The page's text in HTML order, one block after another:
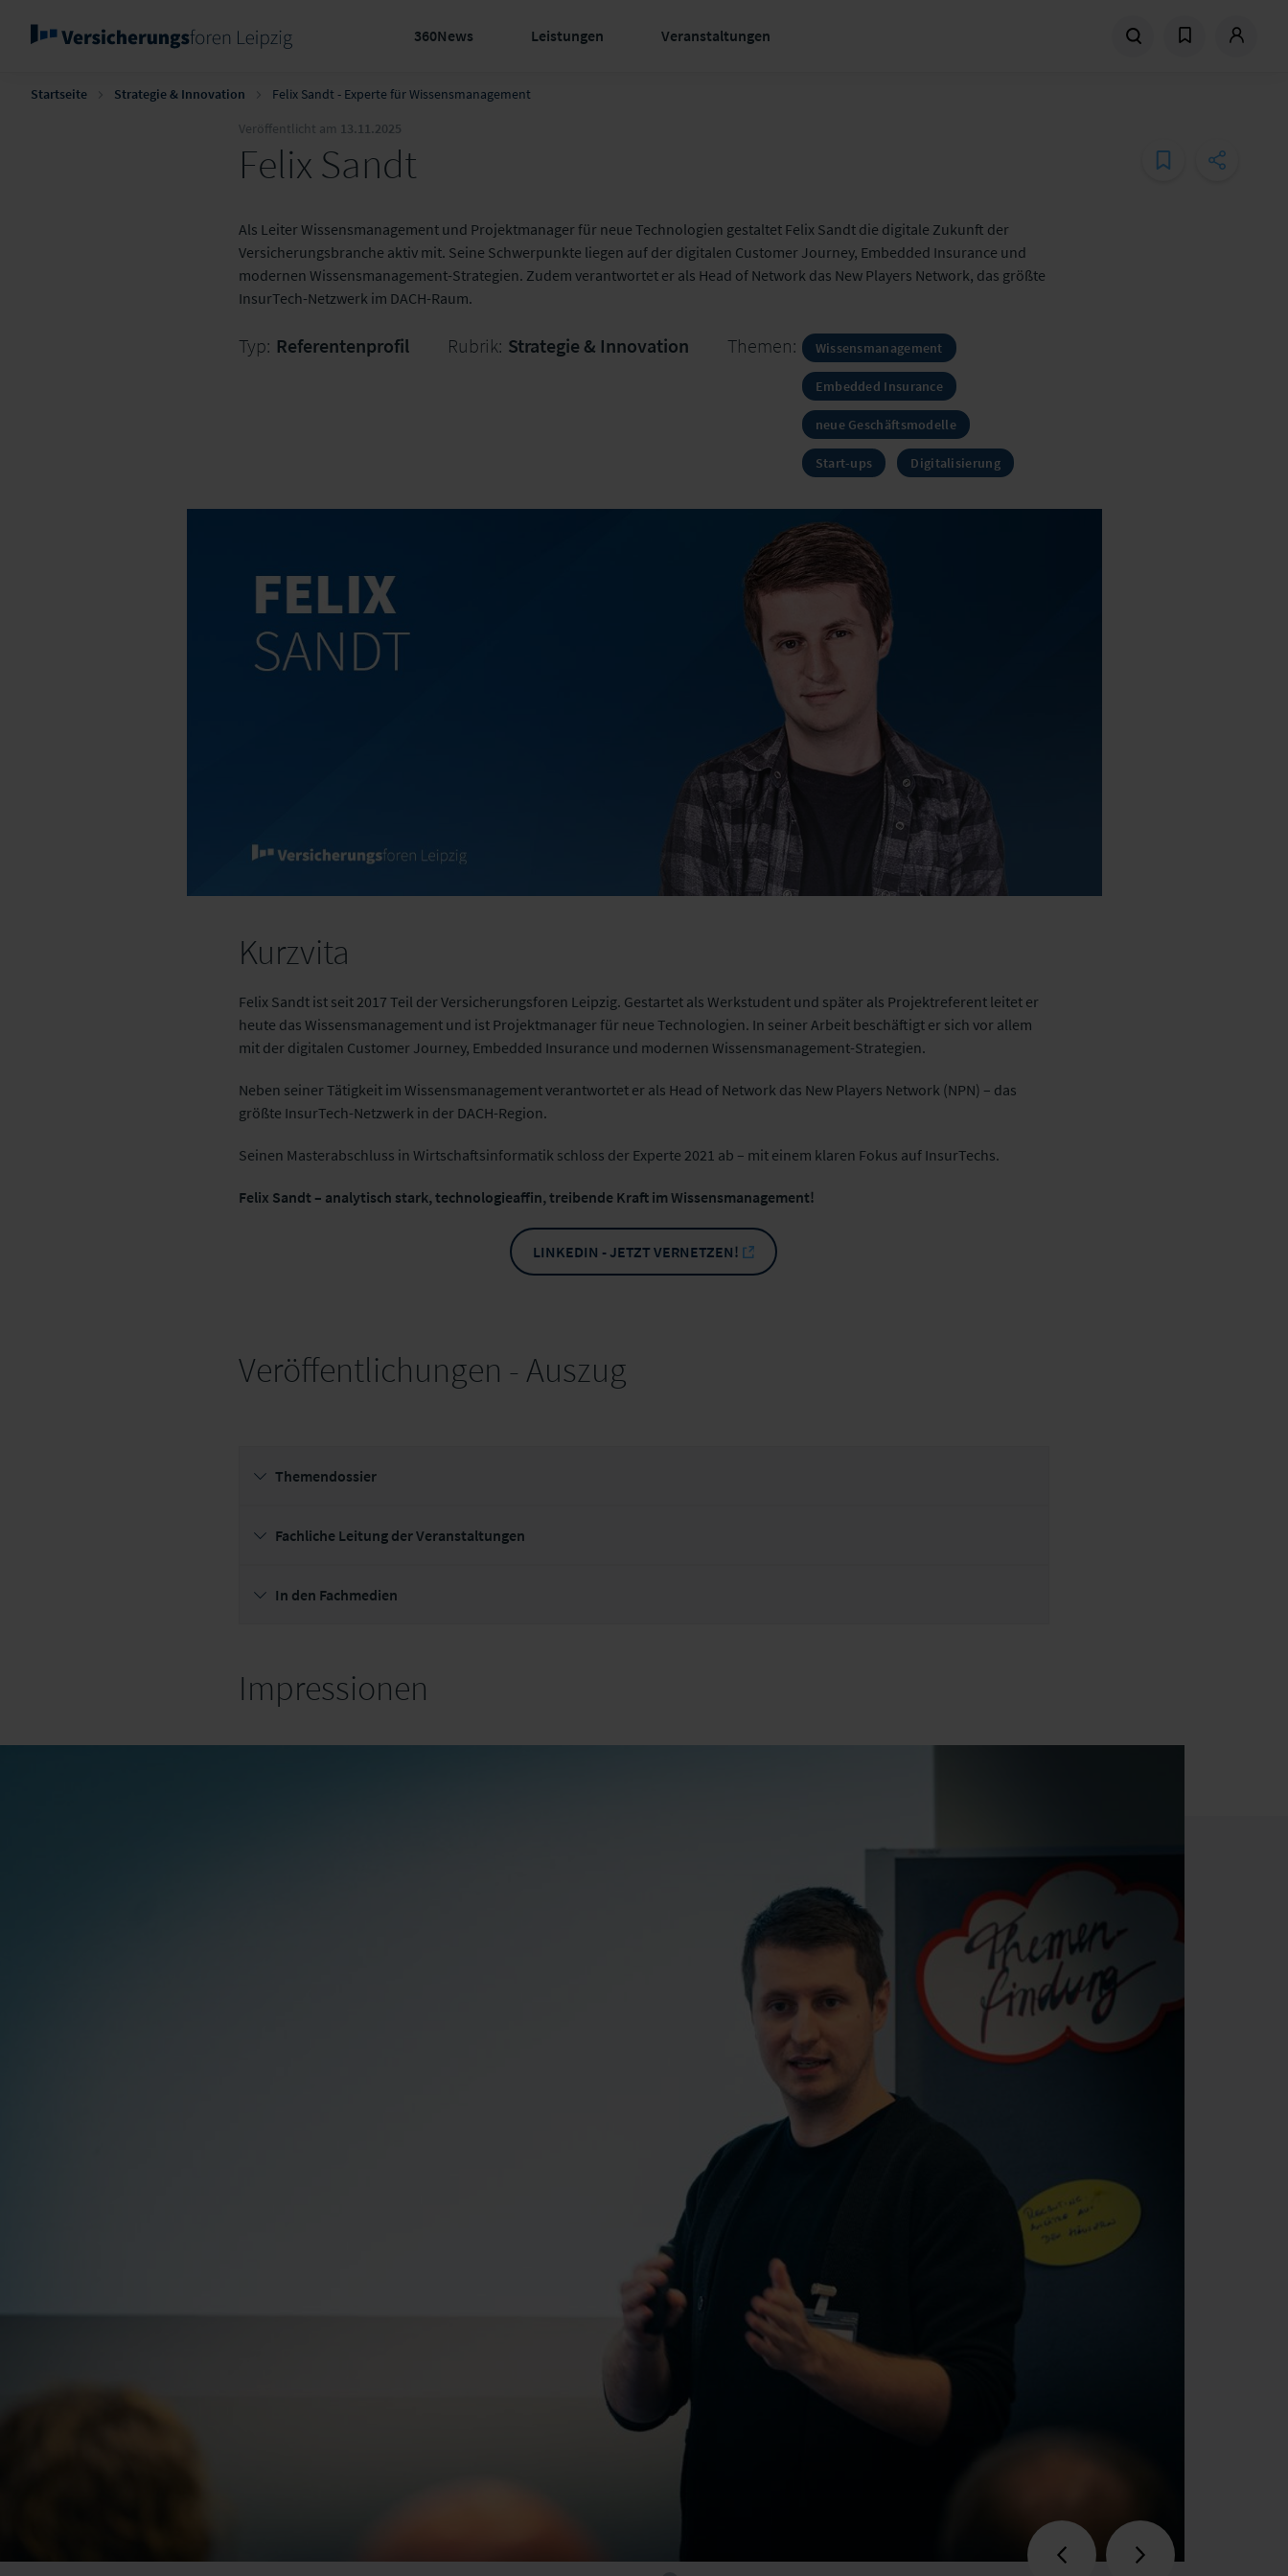
360News Leistungen Veranstaltungen
Startseite Strategie & Innovation
Felix Sandt - Experte für Wissensmanagement
Veröffentlicht am 13.11.2025
Felix Sandt
Als Leiter Wissensmanagement und Projektmanager für neue Technologien gestaltet Felix Sandt die digitale Zukunft der
Versicherungsbranche aktiv mit. Seine Schwerpunkte liegen auf der digitalen Customer Journey, Embedded Insurance und
modernen Wissensmanagement-Strategien. Zudem verantwortet er als Head of Network das New Players Network, das größte
InsurTech-Netzwerk im DACH-Raum.
Typ: Referentenprofil Rubrik: Strategie & Innovation Themen: Wissensmanagement
Embedded Insurance
neue Geschäftsmodelle
Start-ups Digitalisierung
Kurzvita
Felix Sandt ist seit 2017 Teil der Versicherungsforen Leipzig. Gestartet als Werkstudent und später als Projektreferent leitet er
heute das Wissensmanagement und ist Projektmanager für neue Technologien. In seiner Arbeit beschäftigt er sich vor allem
mit der digitalen Customer Journey, Embedded Insurance und modernen Wissensmanagement-Strategien.
Neben seiner Tätigkeit im Wissensmanagement verantwortet er als Head of Network das New Players Network (NPN) – das
größte InsurTech-Netzwerk in der DACH-Region.
Seinen Masterabschluss in Wirtschaftsinformatik schloss der Experte 2021 ab – mit einem klaren Fokus auf InsurTechs.
Felix Sandt – analytisch stark, technologieaffin, treibende Kraft im Wissensmanagement!
LINKEDIN - JETZT VERNETZEN!
Veröffentlichungen - Auszug
Themendossier
Fachliche Leitung der Veranstaltungen
In den Fachmedien
Impressionen